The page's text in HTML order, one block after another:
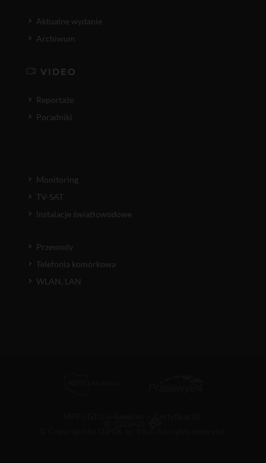
Aktualne wydanie
Archiwum
VIDEO
Reportaże
Poradniki
Monitoring
TV-SAT
Instalacje światłowodowe
Przewody
Telefonia komórkowa
WLAN, LAN